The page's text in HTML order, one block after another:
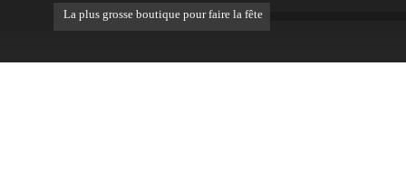
La plus grosse boutique pour faire la fête